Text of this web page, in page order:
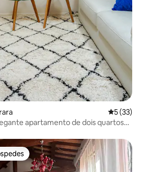
5 de uma
5 (33)
apartamento de dois quartos
dos hóspedes